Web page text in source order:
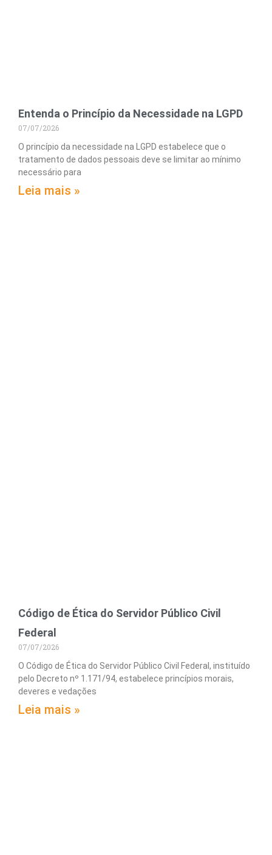
Entenda o Princípio da Necessidade na LGPD
07/07/2026
O princípio da necessidade na LGPD estabelece que o
tratamento de dados pessoais deve se limitar ao mínimo
necessário para
Leia mais »
Código de Ética do Servidor Público Civil
Federal
07/07/2026
O Código de Ética do Servidor Público Civil Federal, instituído
pelo Decreto nº 1.171/94, estabelece princípios morais,
deveres e vedações
Leia mais »